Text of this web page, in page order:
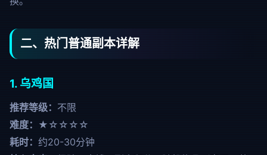
二、热门普通副本详解
1. 乌鸡国
推荐等级： 不限
难度： ★☆☆☆☆
耗时： 约20-30分钟